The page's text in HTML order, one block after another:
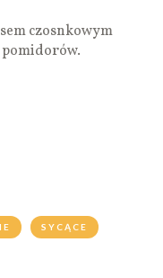
czosnkowym
pomidorów.
SYCĄCE